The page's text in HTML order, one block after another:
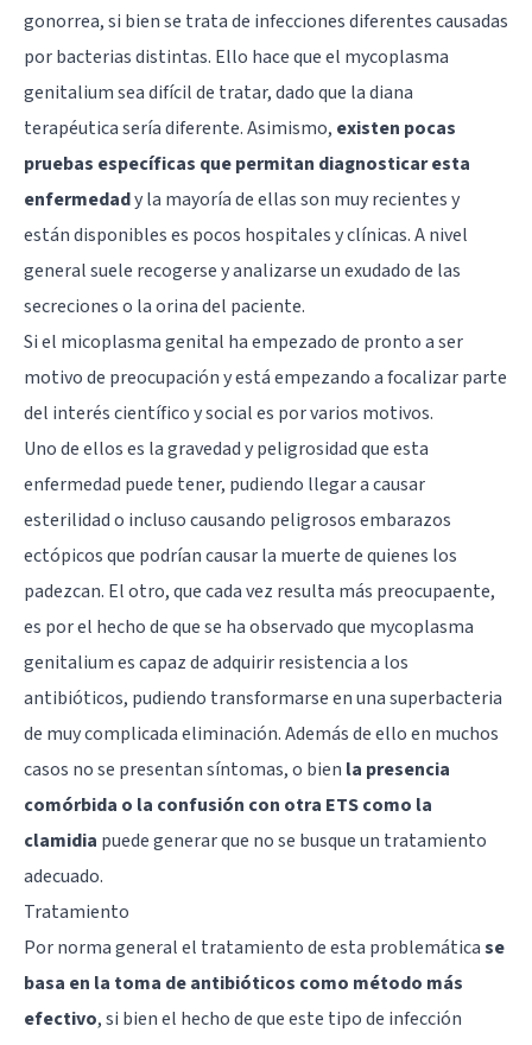
gonorrea, si bien se trata de infecciones diferentes causadas
por bacterias distintas. Ello hace que el mycoplasma
genitalium sea difícil de tratar, dado que la diana
terapéutica sería diferente. Asimismo, existen pocas
pruebas específicas que permitan diagnosticar esta
enfermedady la mayoría de ellas son muy recientes y
están disponibles es pocos hospitales y clínicas. A nivel
general suele recogerse y analizarse un exudado de las
secreciones o la orina del paciente.
Si el micoplasma genital ha empezado de pronto a ser
motivo de preocupación y está empezando a focalizar parte
del interés científico y social es por varios motivos.
Uno de ellos es la gravedad y peligrosidad que esta
enfermedad puede tener, pudiendo llegar a causar
esterilidad o incluso causando peligrosos embarazos
ectópicos que podrían causar la muerte de quienes los
padezcan. El otro, que cada vez resulta más preocupaente,
es por el hecho de que se ha observado que mycoplasma
genitalium es capaz de adquirir resistencia a los
antibióticos, pudiendo transformarse en una superbacteria
de muy complicada eliminación. Además de ello en muchos
casos no se presentan síntomas, o bien la presencia
comórbida o la confusión con otra ETS como la
clamidia puede generar que no se busque un tratamiento
adecuado.
Tratamiento
Por norma general el tratamiento de esta problemáticase
basa en la toma de antibióticos como método más
efectivo, si bien el hecho de que este tipo de infección